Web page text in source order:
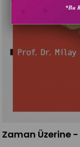
Zaman Üzerine